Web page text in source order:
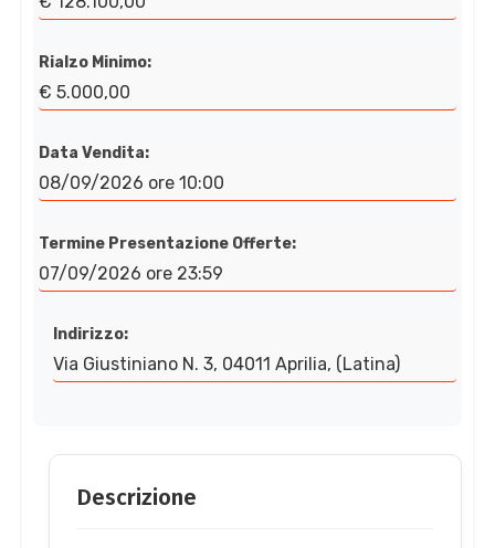
Rialzo Minimo:
€ 5.000,00
Data Vendita:
08/09/2026 ore 10:00
Termine Presentazione Offerte:
07/09/2026 ore 23:59
Indirizzo:
Via Giustiniano N. 3, 04011 Aprilia, (Latina)
Descrizione